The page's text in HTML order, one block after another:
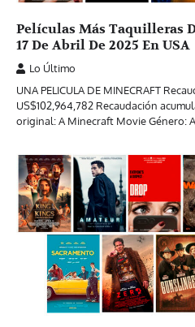
Películas Más Taquilleras
17 De Abril De 2025 En USA
Lo Último
UNA PELICULA DE MINECRAFT
US$102,964,782 Recaudación
original: A Minecraft Movie Género: